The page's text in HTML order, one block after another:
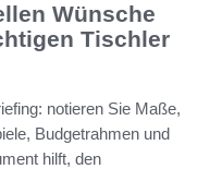
Wünsche
Tischler
notieren Sie Maße,
Budgetrahmen und
hilft, den